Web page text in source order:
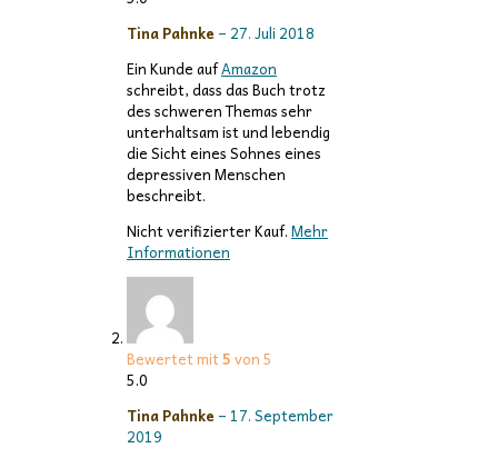
Tina Pahnke – 27. Juli 2018
Ein Kunde aufAmazon
schreibt, dass das Buch trotz
des schweren Themas sehr
unterhaltsam ist und lebendig
die Sicht eines Sohnes eines
depressiven Menschen
beschreibt.
Nicht verifizierter Kauf.Mehr
Informationen
Bewertet mit5von 5
5.0
Tina Pahnke – 17. September
2019